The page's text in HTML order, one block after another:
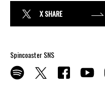
X SHARE
Spincoaster SNS